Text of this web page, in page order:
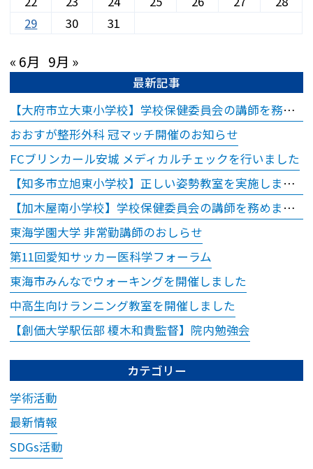
況により、ご予約の
お時間どおりにお呼
びできない場合があ
ります。
※ご予約時間から15
分以上超過されます
と、ご予約をキャン
セルさせていただき
ますので、お時間に
余裕を持ってお越し
ください。
※18歳（高校生）以
下のご受診について
18歳（高校生）以下
の方につきまして
は、保護者同伴での
ご受診をお願いして
おります。
ご本人様のみでご来
院の場合は、保護者
29
30 31
« 6月 9月 »
最新記事
【大府市立大東小学校】学校保健委員会の講師を務めました
おおすが整形外科 冠マッチ開催のお知らせ
FCブリンカール安城 メディカルチェックを行いました
【知多市立旭東小学校】正しい姿勢教室を実施しました
【加木屋南小学校】学校保健委員会の講師を務めました
東海学園大学 非常勤講師のおしらせ
第11回愛知サッカー医科学フォーラム
東海市みんなでウォーキングを開催しました
中高生向けランニング教室を開催しました
【創価大学駅伝部 榎木和貴監督】院内勉強会
カテゴリー
学術活動
最新情報
SDGs活動